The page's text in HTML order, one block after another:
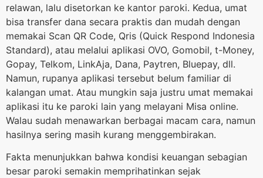
relawan, lalu disetorkan ke kantor paroki. Kedua, umat
bisa transfer dana secara praktis dan mudah dengan
memakai Scan QR Code, Qris (Quick Respond Indonesia
Standard), atau melalui aplikasi OVO, Gomobil, t-Money,
Gopay, Telkom, LinkAja, Dana, Paytren, Bluepay, dll.
Namun, rupanya aplikasi tersebut belum familiar di
kalangan umat. Atau mungkin saja justru umat memakai
aplikasi itu ke paroki lain yang melayani Misa online.
Walau sudah menawarkan berbagai macam cara, namun
hasilnya sering masih kurang menggembirakan.
Fakta menunjukkan bahwa kondisi keuangan sebagian
besar paroki semakin memprihatinkan sejak